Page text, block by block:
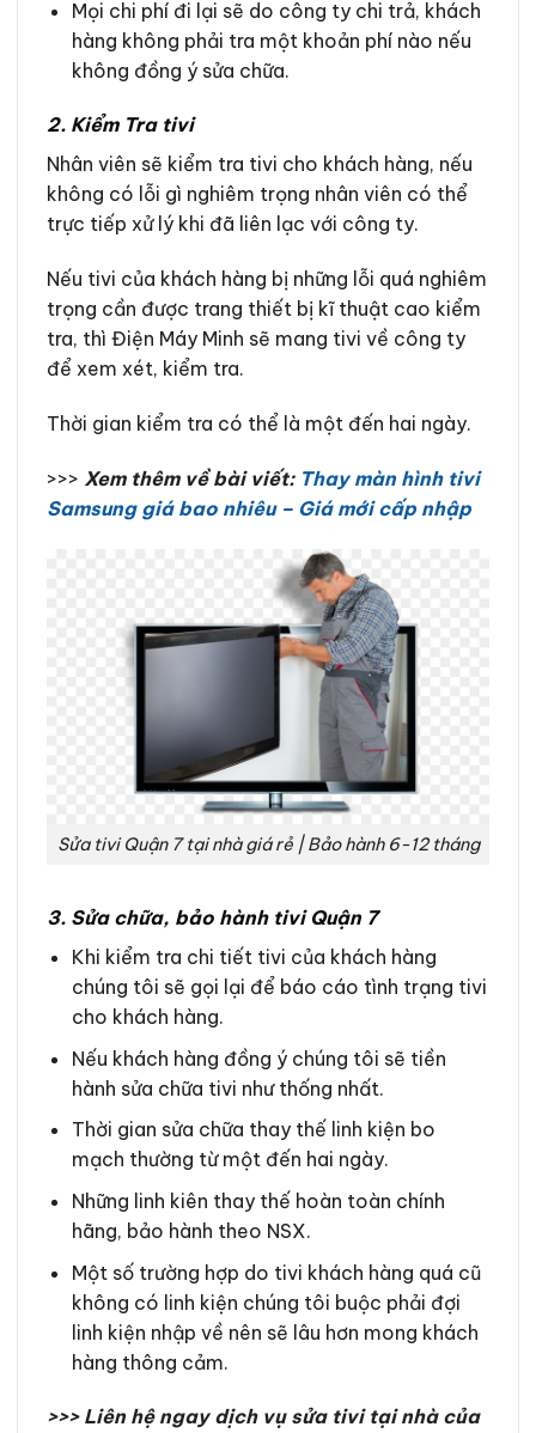
Mọi chi phí đi lại sẽ do công ty chi trả, khách
hàng không phải tra một khoản phí nào nếu
không đồng ý sửa chữa.
2. Kiểm Tra tivi
Nhân viên sẽ kiểm tra tivi cho khách hàng, nếu
không có lỗi gì nghiêm trọng nhân viên có thể
trực tiếp xử lý khi đã liên lạc với công ty.
Nếu tivi của khách hàng bị những lỗi quá nghiêm
trọng cần được trang thiết bị kĩ thuật cao kiểm
tra, thì Điện Máy Minh sẽ mang tivi về công ty
để xem xét, kiểm tra.
Thời gian kiểm tra có thể là một đến hai ngày.
>>> Xem thêm về bài viết: Thay màn hình tivi
Samsung giá bao nhiêu – Giá mới cấp nhập
Sửa tivi Quận 7 tại nhà giá rẻ | Bảo hành 6-12 tháng
3. Sửa chữa, bảo hành tivi Quận 7
Khi kiểm tra chi tiết tivi của khách hàng
chúng tôi sẽ gọi lại để báo cáo tình trạng tivi
cho khách hàng.
Nếu khách hàng đồng ý chúng tôi sẽ tiền
hành sửa chữa tivi như thống nhất.
Thời gian sửa chữa thay thế linh kiện bo
mạch thường từ một đến hai ngày.
Những linh kiên thay thế hoàn toàn chính
hãng, bảo hành theo NSX.
Một số trường hợp do tivi khách hàng quá cũ
không có linh kiện chúng tôi buộc phải đợi
linh kiện nhập về nên sẽ lâu hơn mong khách
hàng thông cảm.
>>> Liên hệ ngay dịch vụ sửa tivi tại nhà của